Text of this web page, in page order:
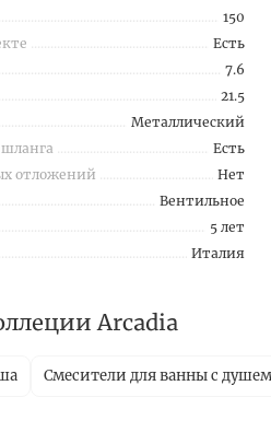
150
Есть
7.6
21.5
Металлический
Есть
отложений
Нет
Вентильное
5 лет
Италия
Arcadia
Смесители для ванны с душем